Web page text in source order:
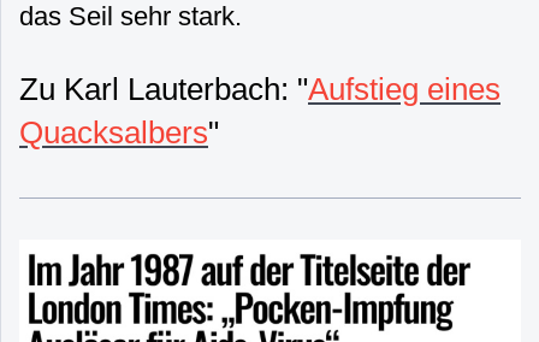
das Seil sehr stark.
Zu Karl Lauterbach: "Aufstieg eines
Quacksalbers"